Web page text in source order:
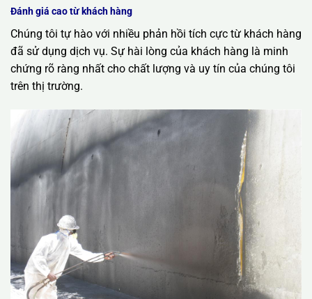
Đánh giá cao từ khách hàng
Chúng tôi tự hào với nhiều phản hồi tích cực từ khách hàng
đã sử dụng dịch vụ. Sự hài lòng của khách hàng là minh
chứng rõ ràng nhất cho chất lượng và uy tín của chúng tôi
trên thị trường.